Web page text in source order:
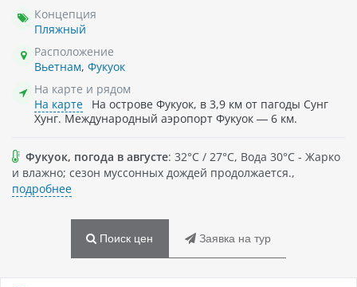
Концепция
Пляжный
Расположение
Вьетнам, Фукуок
На карте и рядом
На карте
На острове Фукуок, в 3,9 км от пагоды Сунг
Хунг. Международный аэропорт Фукуок — 6 км.
Фукуок, погода в августе: 32°C / 27°C, Вода 30°C - Жарко
и влажно; сезон муссонных дождей продолжается.,
подробнее
Поиск цен Заявка на тур